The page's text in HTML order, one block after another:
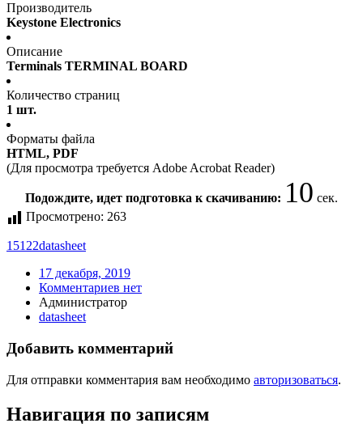
Производитель
Keystone Electronics
Описание
Terminals TERMINAL BOARD
Количество страниц
1 шт.
Форматы файла
HTML, PDF
(Для просмотра требуется Adobe Acrobat Reader)
Подождите, идет подготовка к скачиванию: 10 сек.
Просмотрено: 263
15122datasheet
17 декабря, 2019
Комментариев нет
Администратор
datasheet
Добавить комментарий
Для отправки комментария вам необходимо авторизоваться.
Навигация по записям